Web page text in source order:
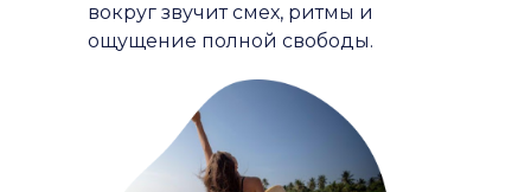
вокруг звучит смех, ритмы и
ощущение полной свободы.